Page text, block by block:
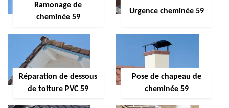
Ramonage de
cheminée 59
Urgence cheminée 59
Réparation de dessous
de toiture PVC 59
Pose de chapeau de
cheminée 59